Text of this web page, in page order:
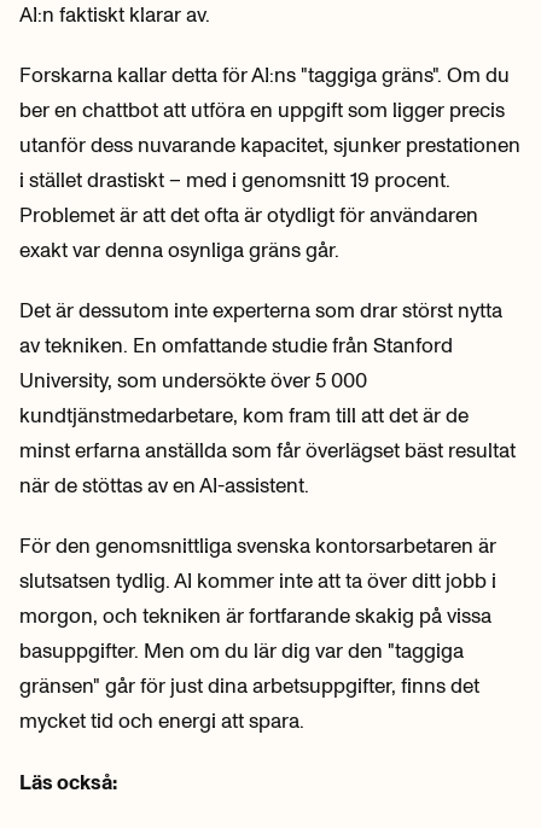
AI:n faktiskt klarar av.
Forskarna kallar detta för AI:ns "taggiga gräns". Om du
ber en chattbot att utföra en uppgift som ligger precis
utanför dess nuvarande kapacitet, sjunker prestationen
i stället drastiskt – med i genomsnitt 19 procent.
Problemet är att det ofta är otydligt för användaren
exakt var denna osynliga gräns går.
Det är dessutom inte experterna som drar störst nytta
av tekniken. En omfattande studie från Stanford
University, som undersökte över 5 000
kundtjänstmedarbetare, kom fram till att det är de
minst erfarna anställda som får överlägset bäst resultat
när de stöttas av en AI-assistent.
För den genomsnittliga svenska kontorsarbetaren är
slutsatsen tydlig. AI kommer inte att ta över ditt jobb i
morgon, och tekniken är fortfarande skakig på vissa
basuppgifter. Men om du lär dig var den "taggiga
gränsen" går för just dina arbetsuppgifter, finns det
mycket tid och energi att spara.
Läs också: